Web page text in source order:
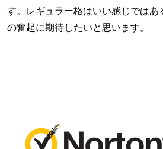
す。レギュラー格はいい感じではあ
の奮起に期待したいと思います。